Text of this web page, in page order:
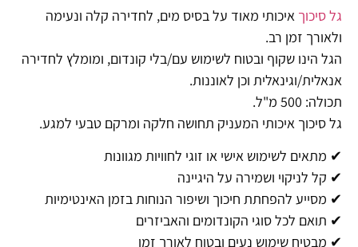
גל סיכוך איכותי מאוד על בסיס מים, לחדירה קלה ונעימה
ולאורך זמן רב.
הגל הינו שקוף ובטוח לשימוש עם/בלי קונדום, ומומלץ לחדירה
אנאלית/וגינאלית וכן לאוננות.
תכולה: 500 מ"ל.
גל סיכוך איכותי המעניק תחושה חלקה ומרקם טבעי למגע.
✔ מתאים לשימוש אישי או זוגי לחוויות מגוונות
✔ קל לניקוי ושמירה על היגיינה
✔ מסייע להפחתת חיכוך ושיפור הנוחות בזמן האינטימיות
✔ תואם לכל סוגי הקונדומים והאביזרים
✔ מבטיח שימוש נעים ובטוח לאורך זמן